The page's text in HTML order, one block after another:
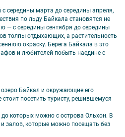
с середины марта до середины апреля,
по льду Байкала становятся не
— с середины сентября до середины
толпы отдыхающих, а растительность
окраску. Берега Байкала в это
и любителей побыть наедине с
Байкал и окружающие его
посетить туристу, решившемуся
которых можно с острова Ольхон. В
и залов, которые можно посещать без